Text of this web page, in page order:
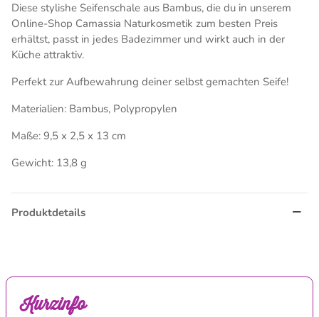
Diese stylishe Seifenschale aus Bambus, die du in unserem
Online-Shop Camassia Naturkosmetik zum besten Preis
erhältst, passt in jedes Badezimmer und wirkt auch in der
Küche attraktiv.
Perfekt zur Aufbewahrung deiner selbst gemachten Seife!
Materialien: Bambus, Polypropylen
Maße: 9,5 x 2,5 x 13 cm
Gewicht: 13,8 g
Produktdetails
Kurzinfo